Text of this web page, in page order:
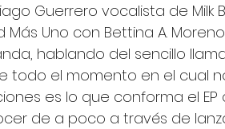
Guerrero vocalista de
Más Uno con Bettina A.
hablando del sencillo
todo el momento en el cual
es lo que conforma el
de a poco a través de